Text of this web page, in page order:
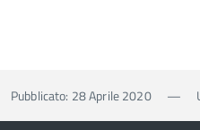
Pubblicato: 28 Aprile 2020 —